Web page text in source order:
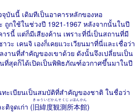
บันนี้ เดิมทีเป็นอาคารหลักของหอ
ถูกใช้ในช่วงปี 1921-1967 หลังจากนั้นในปี
รนี้ แต่ก็มีเสียงค้าน เพราะที่นี่เป็นสถานที่มี
ะ เคนจิ เองก็เคยแวะเวียนมาที่นี่และเชื่อว่า
งานที่สำคัญของเขาด้วย ดังนั้นจึงเปลี่ยนเป็น
สุดก็ได้เปิดเป็นพิพิธภัณฑ์อวกาศขึ้นมาในปี
ะเบียนเป็นสมบัติที่สำคัญของชาติ ในชื่อว่า
ติจูดเก่า (旧緯度観測所本館
きゅういどかんそくじょほんかん
)